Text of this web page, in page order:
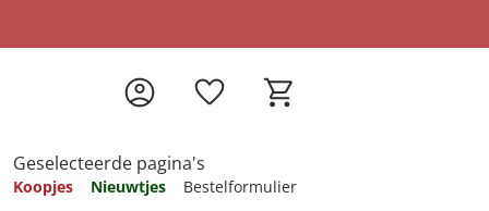
Geselecteerde pagina's
Koopjes Nieuwtjes Bestelformulier